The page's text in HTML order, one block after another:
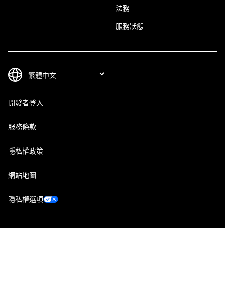
法務
服務狀態
開發者登入
服務條款
隱私權政策
網站地圖
隱私權選項